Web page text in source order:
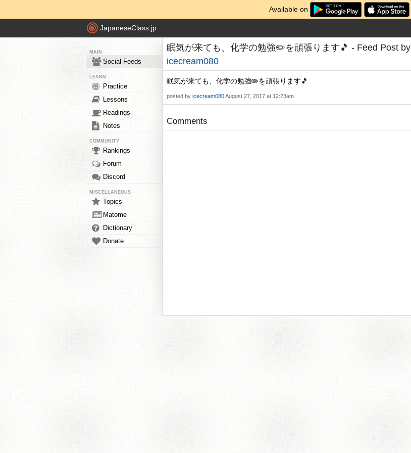
Available on
JapaneseClass.jp
MAIN
Social Feeds
LEARN
Practice
Lessons
Readings
Notes
COMMUNITY
Rankings
Forum
Discord
MISCELLANEOUS
Topics
Matome
Dictionary
Donate
眠気が来ても、化学の勉強✏️を頑張ります🎵 - Feed Post by
icecream080
眠気が来ても、化学の勉強✏️を頑張ります🎵
posted by icecream080August 27, 2017 at 12:23am
Comments